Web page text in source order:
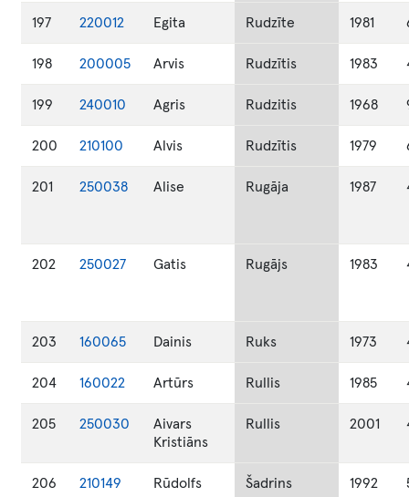
197 220012 Egita Rudzīte 1981
198 200005 Arvis Rudzītis 1983
199 240010 Agris Rudzitis 1968
200 210100 Alvis Rudzītis 1979
201 250038 Alise Rugāja 1987
202 250027 Gatis Rugājs 1983
203 160065 Dainis Ruks 1973
204 160022 Artūrs Rullis 1985
205 250030
Aivars
Kristiāns
Rullis 2001
206 210149 Rūdolfs Šadrins 1992